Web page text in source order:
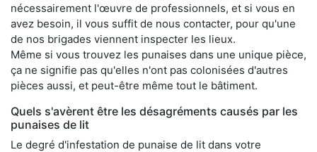
nécessairement l'œuvre de professionnels, et si vous en
avez besoin, il vous suffit de nous contacter, pour qu'une
de nos brigades viennent inspecter les lieux.
Même si vous trouvez les punaises dans une unique pièce,
ça ne signifie pas qu'elles n'ont pas colonisées d'autres
pièces aussi, et peut-être même tout le bâtiment.
Quels s'avèrent être les désagréments causés par les
punaises de lit
Le degré d'infestation de punaise de lit dans votre